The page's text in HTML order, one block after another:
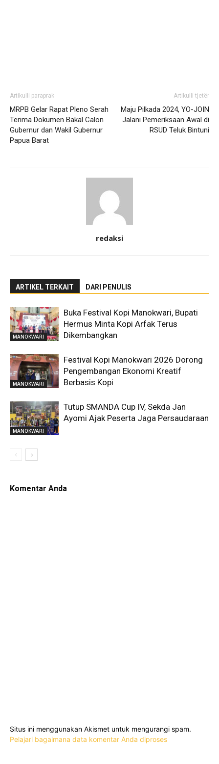
Artikulli paraprak
MRPB Gelar Rapat Pleno Serah
Terima Dokumen Bakal Calon
Gubernur dan Wakil Gubernur
Papua Barat
Artikulli tjetër
Maju Pilkada 2024, YO-JOIN
Jalani Pemeriksaan Awal di
RSUD Teluk Bintuni
redaksi
ARTIKEL TERKAIT DARI PENULIS
MANOKWARI
Buka Festival Kopi Manokwari, Bupati
Hermus Minta Kopi Arfak Terus
Dikembangkan
MANOKWARI
Festival Kopi Manokwari 2026 Dorong
Pengembangan Ekonomi Kreatif
Berbasis Kopi
MANOKWARI
Tutup SMANDA Cup IV, Sekda Jan
Ayomi Ajak Peserta Jaga Persaudaraan
Komentar Anda
Situs ini menggunakan Akismet untuk mengurangi spam.
Pelajari bagaimana data komentar Anda diproses